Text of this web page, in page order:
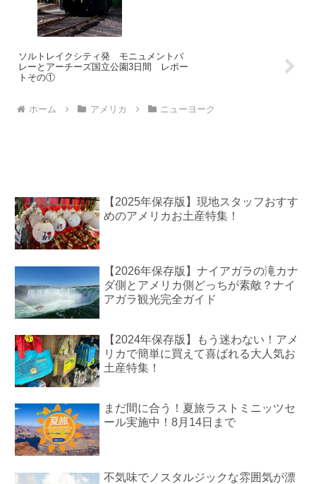
ソルトレイクシティ発 モニュメントバ
レーとアーチーズ国立公園3日間 レポー
トその①
ホーム アメリカ ニューヨーク
【2025年保存版】現地スタッフおすす
めのアメリカお土産特集！
【2026年保存版】ナイアガラの滝カナ
ダ側とアメリカ側どっちが素敵？ナイ
アガラ観光完全ガイド
【2024年保存版】もう迷わない！アメ
リカで簡単に買えて喜ばれる大人気お
土産特集！
まだ間に合う！夏旅ラストミニッツセ
ール実施中！8月14日まで
不気味でノスタルジックな雰囲気が漂